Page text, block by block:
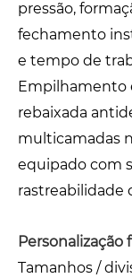
pressão,
fechamento
e tempo de
Empilhamento
rebaixada
multicamadas
equipado com
rastreabilidade
Personalização
Tamanhos /